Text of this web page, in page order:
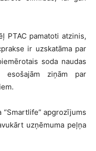
PTAC pamatoti atzinis,
ir uzskatāma par
soda naudas
ziņām par
“Smartlife” apgrozījums
uzņēmuma peļņa